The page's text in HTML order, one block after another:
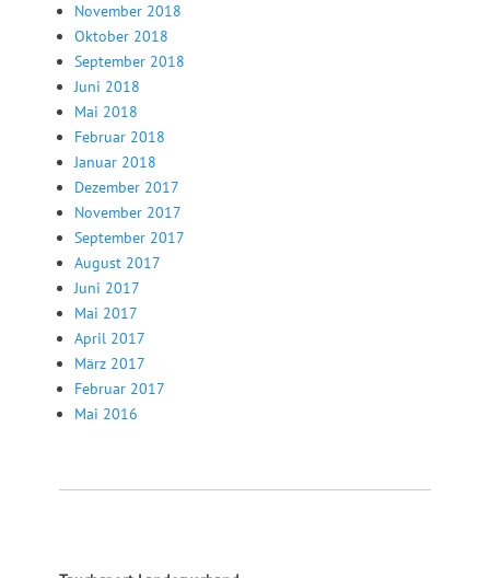
November 2018
Oktober 2018
September 2018
Juni 2018
Mai 2018
Februar 2018
Januar 2018
Dezember 2017
November 2017
September 2017
August 2017
Juni 2017
Mai 2017
April 2017
März 2017
Februar 2017
Mai 2016